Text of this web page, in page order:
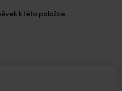
k této položce.